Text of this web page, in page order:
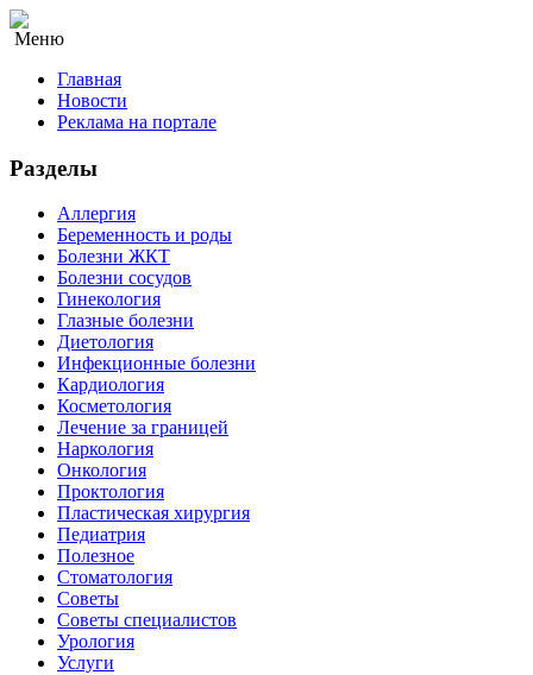
Меню
Главная
Новости
Реклама на портале
Разделы
Аллергия
Беременность и роды
Болезни ЖКТ
Болезни сосудов
Гинекология
Глазные болезни
Диетология
Инфекционные болезни
Кардиология
Косметология
Лечение за границей
Наркология
Онкология
Проктология
Пластическая хирургия
Педиатрия
Полезное
Стоматология
Советы
Советы специалистов
Урология
Услуги